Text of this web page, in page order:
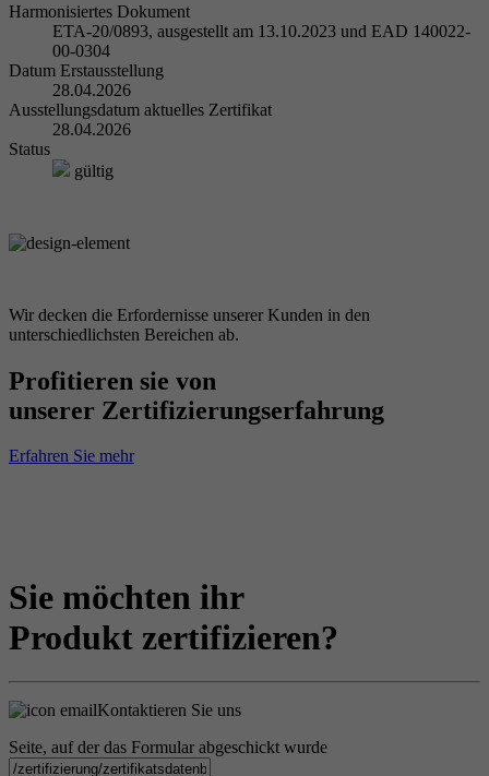
Harmonisiertes Dokument
ETA-20/0893, ausgestellt am 13.10.2023 und EAD 140022-
00-0304
Datum Erstausstellung
28.04.2026
Ausstellungsdatum aktuelles Zertifikat
28.04.2026
Status
gültig
Wir decken die Erfordernisse unserer Kunden in den
unterschiedlichsten Bereichen ab.
Profitieren sie von
unserer Zertifizierungserfahrung
Erfahren Sie mehr
Sie möchten ihr
Produkt zertifizieren?
Kontaktieren Sie uns
Seite, auf der das Formular abgeschickt wurde